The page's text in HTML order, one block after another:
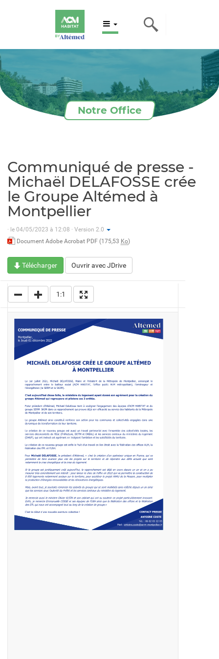
Notre Office
Communiqué de presse -
Michaël DELAFOSSE crée
le Groupe Altémed à
Montpellier
· le 04/05/2023 à 12:08 · Version 2.0
Document Adobe Acrobat PDF (175,53 Ko)
Télécharger Ouvrir avec JDrive
1:1